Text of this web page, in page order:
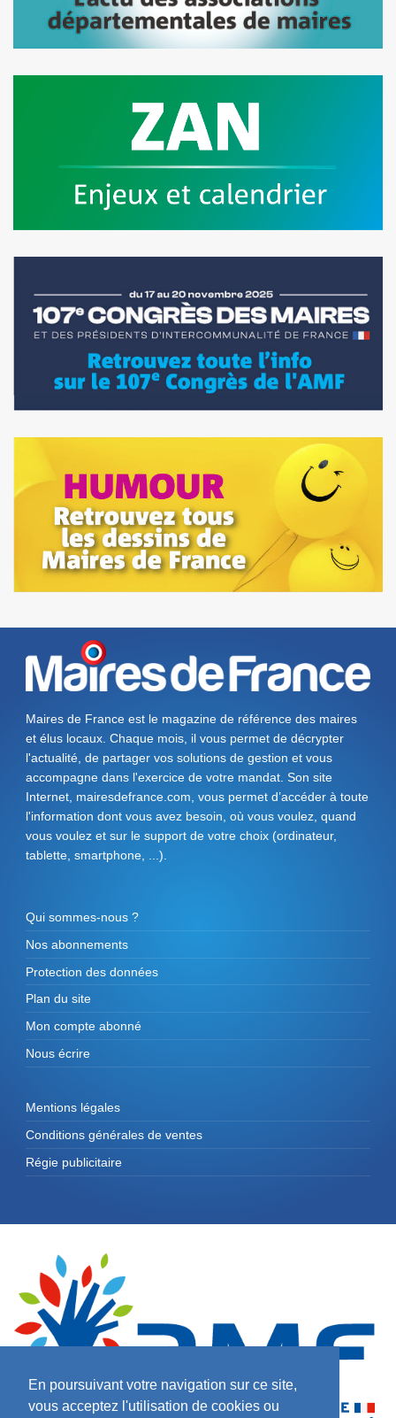
En poursuivant votre navigation sur ce site,
vous acceptez l'utilisation de cookies ou
Maires de France est le magazine de référence des maires
et élus locaux. Chaque mois, il vous permet de décrypter
l'actualité, de partager vos solutions de gestion et vous
accompagne dans l'exercice de votre mandat. Son site
Internet, mairesdefrance.com, vous permet d’accéder à toute
l'information dont vous avez besoin, où vous voulez, quand
vous voulez et sur le support de votre choix (ordinateur,
tablette, smartphone, ...).
Qui sommes-nous ?
Nos abonnements
Protection des données
Plan du site
Mon compte abonné
Nous écrire
Mentions légales
Conditions générales de ventes
Régie publicitaire